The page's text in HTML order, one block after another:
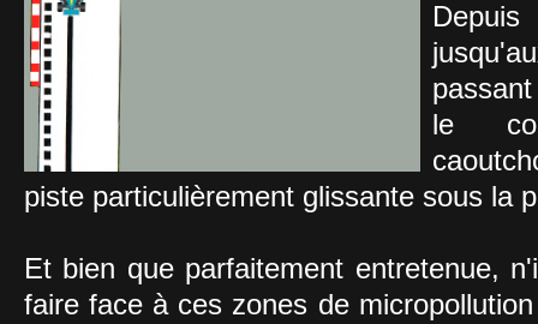
le
piste particulièrement glissante sous la
Et bien que parfaitement entretenue,
faire face à ces zones de